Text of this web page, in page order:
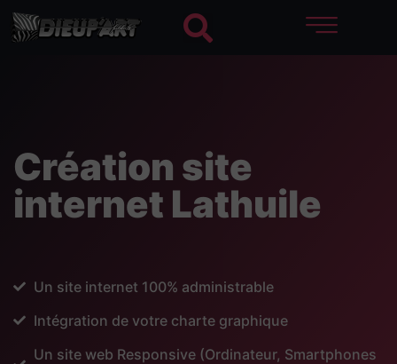
Création site
internet Lathuile
Un site internet 100% administrable
Intégration de votre charte graphique
Un site web Responsive (Ordinateur, Smartphones